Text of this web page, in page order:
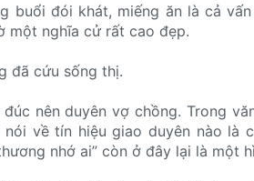
buổi đói khát, miếng ăn là cả
một nghĩa cử rất cao đẹp.
đã cứu sống thị.
đúc nên duyên vợ chồng. Trong
về tín hiệu giao duyên nào là
nhớ ai” còn ở đây lại là một